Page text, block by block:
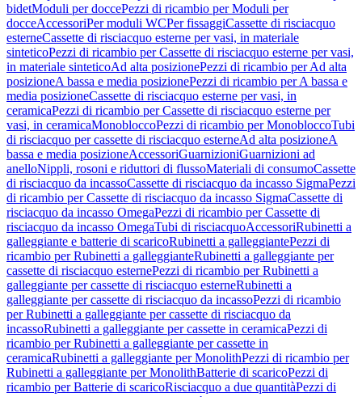
bidetModuli per doccePezzi di ricambio per Moduli per
docceAccessoriPer moduli WCPer fissaggiCassette di risciacquo
esterneCassette di risciacquo esterne per vasi, in materiale
sinteticoPezzi di ricambio per Cassette di risciacquo esterne per vasi,
in materiale sinteticoAd alta posizionePezzi di ricambio per Ad alta
posizioneA bassa e media posizionePezzi di ricambio per A bassa e
media posizioneCassette di risciacquo esterne per vasi, in
ceramicaPezzi di ricambio per Cassette di risciacquo esterne per
vasi, in ceramicaMonobloccoPezzi di ricambio per MonobloccoTubi
di risciacquo per cassette di risciacquo esterneAd alta posizioneA
bassa e media posizioneAccessoriGuarnizioniGuarnizioni ad
anelloNippli, rosoni e riduttori di flussoMateriali di consumoCassette
di risciacquo da incassoCassette di risciacquo da incasso SigmaPezzi
di ricambio per Cassette di risciacquo da incasso SigmaCassette di
risciacquo da incasso OmegaPezzi di ricambio per Cassette di
risciacquo da incasso OmegaTubi di risciacquoAccessoriRubinetti a
galleggiante e batterie di scaricoRubinetti a galleggiantePezzi di
ricambio per Rubinetti a galleggianteRubinetti a galleggiante per
cassette di risciacquo esternePezzi di ricambio per Rubinetti a
galleggiante per cassette di risciacquo esterneRubinetti a
galleggiante per cassette di risciacquo da incassoPezzi di ricambio
per Rubinetti a galleggiante per cassette di risciacquo da
incassoRubinetti a galleggiante per cassette in ceramicaPezzi di
ricambio per Rubinetti a galleggiante per cassette in
ceramicaRubinetti a galleggiante per MonolithPezzi di ricambio per
Rubinetti a galleggiante per MonolithBatterie di scaricoPezzi di
ricambio per Batterie di scaricoRisciacquo a due quantitàPezzi di